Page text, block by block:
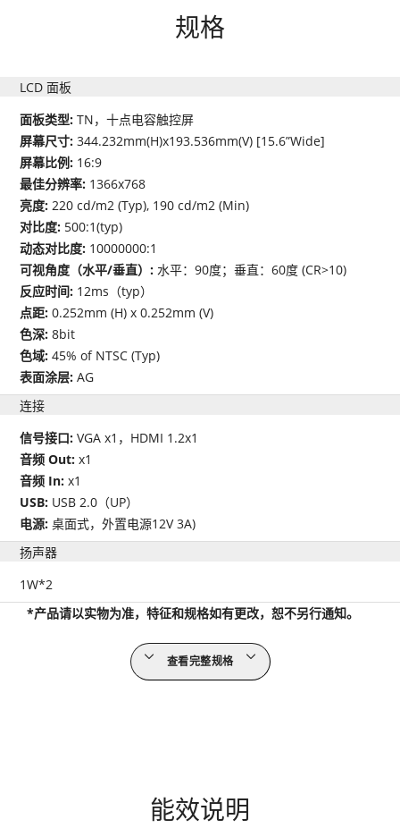
规格
LCD 面板
面板类型:TN，十点电容触控屏
屏幕尺寸:344.232mm(H)x193.536mm(V) [15.6”Wide]
屏幕比例: 16:9
最佳分辨率: 1366x768
亮度:220 cd/m2 (Typ), 190 cd/m2 (Min)
对比度: 500:1(typ)
动态对比度: 10000000:1
可视角度（水平/垂直）:水平：90度；垂直：60度 (CR>10)
反应时间: 12ms（typ）
点距:0.252mm (H) x 0.252mm (V)
色深:8bit
色域:45% of NTSC (Typ)
表面涂层:AG
连接
信号接口:VGA x1，HDMI 1.2x1
音频 Out:x1
音频 In:x1
USB: USB 2.0（UP）
电源:桌面式，外置电源12V 3A)
扬声器
1W*2
*产品请以实物为准，特征和规格如有更改，恕不另行通知。
查看完整规格
能效说明